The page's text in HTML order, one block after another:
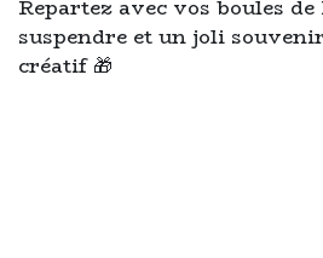
Repartez avec vos boules
suspendre et un joli
créatif 🎁